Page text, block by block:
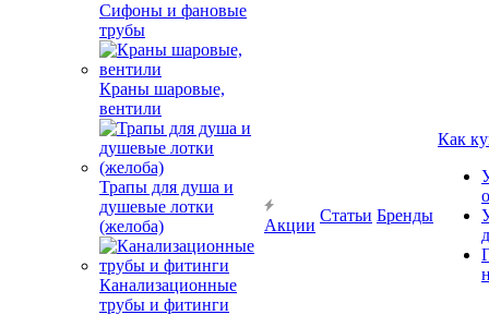
Сифоны и фановые
трубы
Краны шаровые,
вентили
Трапы для душа и
душевые лотки
(желоба)
Канализационные
трубы и фитинги
Акции
Статьи Бренды
Как